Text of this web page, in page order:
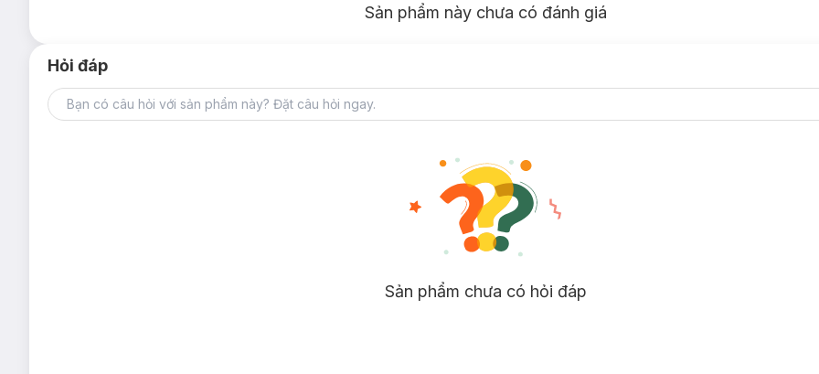
Sản phẩm này chưa có đánh giá
Hỏi đáp
Sản phẩm chưa có hỏi đáp